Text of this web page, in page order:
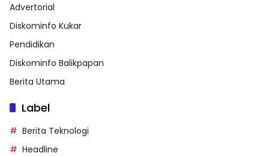
Advertorial
Diskominfo Kukar
Pendidikan
Diskominfo Balikpapan
Berita Utama
Label
Berita Teknologi
Headline